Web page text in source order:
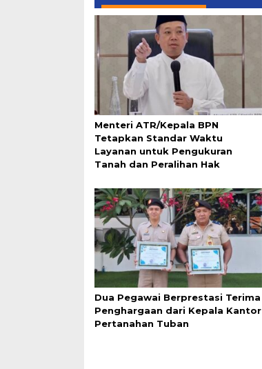
Menteri ATR/Kepala BPN
Tetapkan Standar Waktu
Layanan untuk Pengukuran
Tanah dan Peralihan Hak
Dua Pegawai Berprestasi Terima
Penghargaan dari Kepala Kantor
Pertanahan Tuban